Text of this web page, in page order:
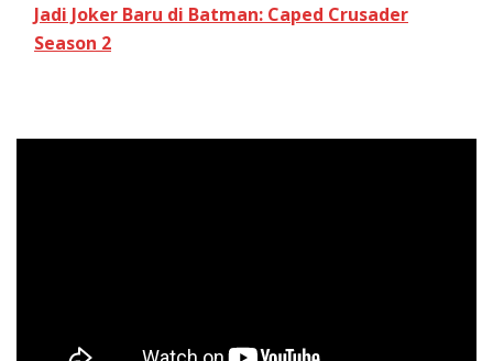
Jadi Joker Baru di Batman: Caped Crusader
Season 2